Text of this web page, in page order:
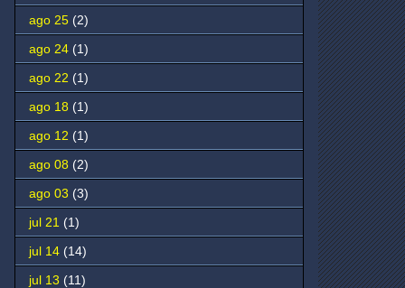
ago 25 (2)
ago 24 (1)
ago 22 (1)
ago 18 (1)
ago 12 (1)
ago 08 (2)
ago 03 (3)
jul 21 (1)
jul 14 (14)
jul 13 (11)